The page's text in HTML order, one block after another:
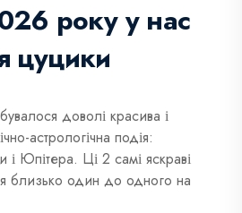
року у нас
цуцики
доволі красива і
астрологічна подія:
і Юпітера. Ці 2 самі яскраві
близько один до одного на